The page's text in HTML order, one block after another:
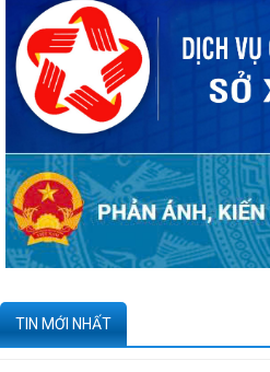
TIN MỚI NHẤT
20 căn nhà ở thấp tầng tại Khu dân
vào kinh doanh - Văn bản số...
270 căn nhà ở thấp tầng tại Dự
Nguyên đủ điều kiện đưa vào kinh
Công bố danh mục thủ tục hành chính
bị bãi bỏ thuộc phạm vi chức...
Kê khai giá hàng hóa, dịch vụ bán
Công ty TNHH ống thép 190 - Văn
Tạm thời chưa trả kết quả cấp